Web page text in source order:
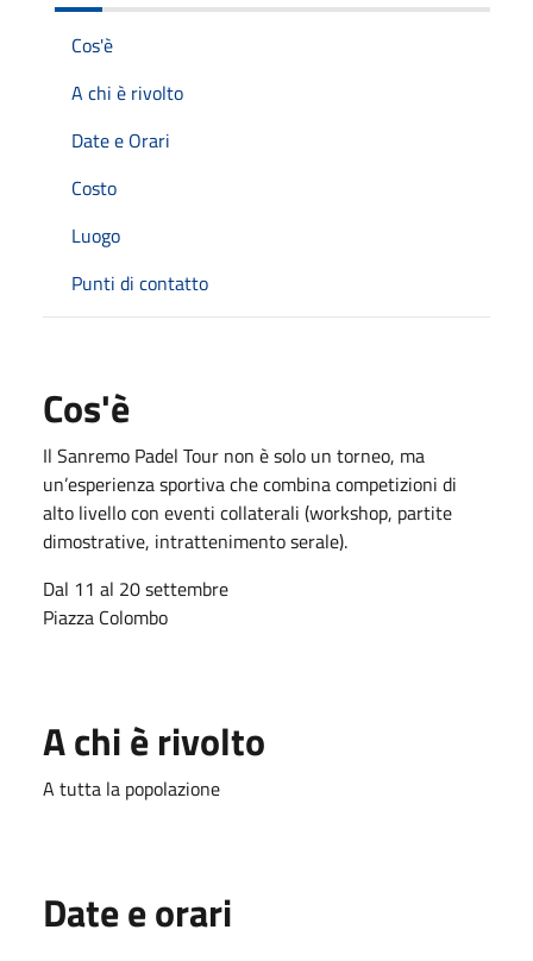
Cos'è
A chi è rivolto
Date e Orari
Costo
Luogo
Punti di contatto
Cos'è
Il Sanremo Padel Tour non è solo un torneo, ma
un’esperienza sportiva che combina competizioni di
alto livello con eventi collaterali (workshop, partite
dimostrative, intrattenimento serale).
Dal 11 al 20 settembre
Piazza Colombo
A chi è rivolto
A tutta la popolazione
Date e orari